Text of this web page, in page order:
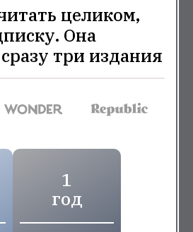
целиком,
Она
три издания
1
год